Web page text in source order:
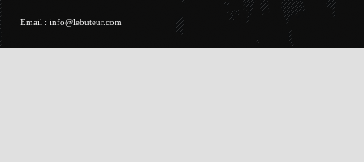
Email : info@lebuteur.com